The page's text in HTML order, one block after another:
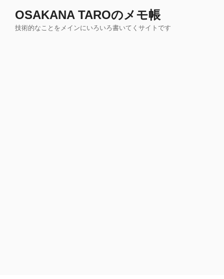
OSAKANA TAROのメモ帳
技術的なことをメインにいろいろ書いてくサイトです